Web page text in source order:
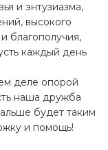
и энтузиазма,
высокого
благополучия,
каждый день
деле опорой
наша дружба
будет таким
и помощь!